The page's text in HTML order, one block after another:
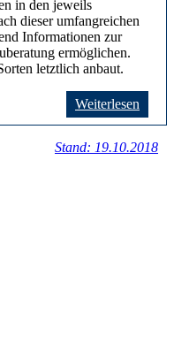
in den jeweils
dieser umfangreichen
Informationen zur
ermöglichen.
letztlich anbaut.
Weiterlesen
Stand: 19.10.2018